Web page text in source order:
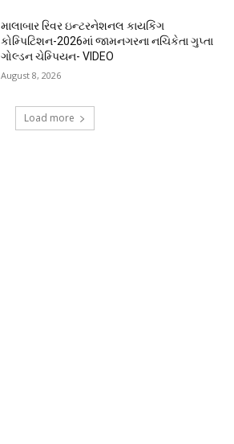
માલાબાર રિવર ઇન્ટરનેશનલ કાયકિંગ
કોમ્પિટિશન-2026માં જામનગરના નચિકેતા ગુપ્તા
ગોલ્ડન ચેમ્પિયન- VIDEO
August 8, 2026
Load more